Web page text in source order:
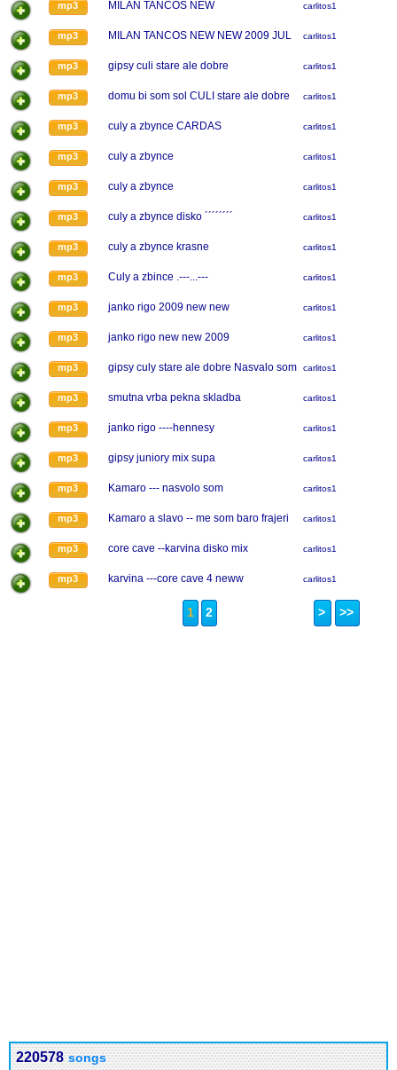
mp3 MILAN TANCOS NEW carlitos1
mp3 MILAN TANCOS NEW NEW 2009 JUL carlitos1
mp3 gipsy culi stare ale dobre carlitos1
mp3 domu bi som sol CULI stare ale dobre carlitos1
mp3 culy a zbynce CARDAS carlitos1
mp3 culy a zbynce carlitos1
mp3 culy a zbynce carlitos1
mp3 culy a zbynce disko ´´´´´´´´ carlitos1
mp3 culy a zbynce krasne carlitos1
mp3 Culy a zbince .---...--- carlitos1
mp3 janko rigo 2009 new new carlitos1
mp3 janko rigo new new 2009 carlitos1
mp3 gipsy culy stare ale dobre Nasvalo som carlitos1
mp3 smutna vrba pekna skladba carlitos1
mp3 janko rigo ----hennesy carlitos1
mp3 gipsy juniory mix supa carlitos1
mp3 Kamaro --- nasvolo som carlitos1
mp3 Kamaro a slavo -- me som baro frajeri carlitos1
mp3 core cave --karvina disko mix carlitos1
mp3 karvina ---core cave 4 neww carlitos1
1 2 > >>
220578 songs